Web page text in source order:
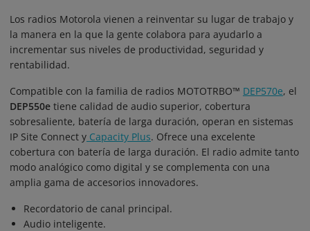
Los radios Motorola vienen a reinventar su lugar de trabajo y
la manera en la que la gente colabora para ayudarlo a
incrementar sus niveles de productividad, seguridad y
rentabilidad.
Compatible con la familia de radios MOTOTRBO™ DEP570e, el
DEP550etiene calidad de audio superior, cobertura
sobresaliente, batería de larga duración, operan en sistemas
IP Site Connect yCapacity Plus. Ofrece una excelente
cobertura con batería de larga duración. El radio admite tanto
modo analógico como digital y se complementa con una
amplia gama de accesorios innovadores.
Recordatorio de canal principal.
Audio inteligente.